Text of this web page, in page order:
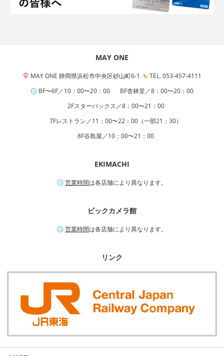
MAY ONE
MAY ONE 静岡県浜松市中央区砂山町6-1
TEL. 053-457-4111
BF〜6F／10：00〜20：00
BF杏林堂／8：00〜20：00
2Fスターバックス／8：00〜21：00
7Fレストラン／11：00〜22：00（一部21：30）
8F谷島屋／10：00〜21：00
EKIMACHI
営業時間は各店舗により異なります。
ビックカメラ館
営業時間は各店舗により異なります。
リンク